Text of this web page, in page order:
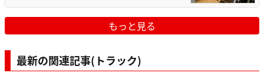
もっと見る
最新の関連記事(トラック)